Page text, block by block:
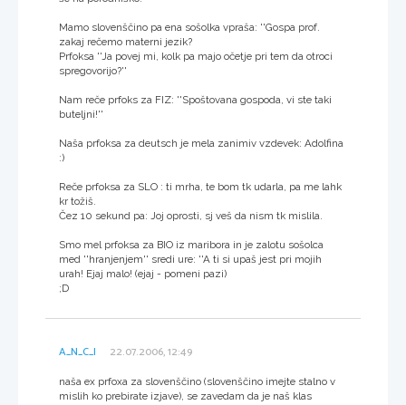
Mamo slovenščino pa ena sošolka vpraša: ''Gospa prof.
zakaj rečemo materni jezik?
Prfoksa ''Ja povej mi, kolk pa majo očetje pri tem da otroci
spregovorijo?''
Nam reče prfoks za FIZ: ''Spoštovana gospoda, vi ste taki
buteljni!''
Naša prfoksa za deutsch je mela zanimiv vzdevek: Adolfina
:)
Reče prfoksa za SLO : ti mrha, te bom tk udarla, pa me lahk
kr tožiš.
Čez 10 sekund pa: Joj oprosti, sj veš da nism tk mislila.
Smo mel prfoksa za BIO iz maribora in je zalotu sošolca
med ''hranjenjem'' sredi ure: ''A ti si upaš jest pri mojih
urah! Ejaj malo! (ejaj - pomeni pazi)
;D
A_N_C_I 22.07.2006, 12:49
naša ex prfoxa za slovenščino (slovenščino imejte stalno v
mislih ko prebirate izjave), se zavedam da je naš klas